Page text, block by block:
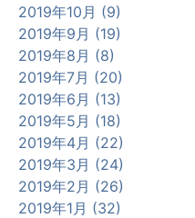
2019年10月 (9)
2019年9月 (19)
2019年8月 (8)
2019年7月 (20)
2019年6月 (13)
2019年5月 (18)
2019年4月 (22)
2019年3月 (24)
2019年2月 (26)
2019年1月 (32)